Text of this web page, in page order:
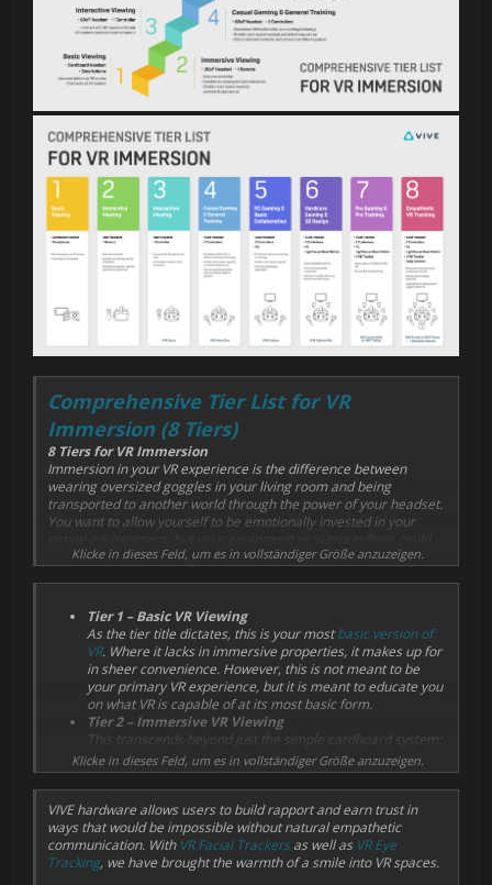
Comprehensive Tier List for VR
Immersion (8 Tiers)
8 Tiers for VR Immersion
Immersion in your VR experience is the difference between
wearing oversized goggles in your living room and being
transported to another world through the power of your headset.
You want to allow yourself to be emotionally invested in your
determine
and we know the internet loves tier lists! So, we created the
comprehensive tier list ofVR Headsetsfor immersion in 2021!
Let’s walk through these tiers:
Klicke in dieses Feld, um es in vollständiger Größe anzuzeigen.
Tier 1 – Basic VR Viewing
As the tier title dictates, this is your mostbasic version of
VR. Where it lacks in immersive properties, it makes up for
in sheer convenience. However, this is not meant to be
your primary VR experience, but it is meant to educate you
on what VR is capable of at its most basic form.
Tier 2 – Immersive VR Viewing
This transcends beyond just the simple cardboard system;
this involves a headset and a remote to simply interact
with the material available. While it still is missing certain
features, it is an optimal choice for those who want a
comfortable viewing experience with a low friction set-up.
Tier 3 – Interactive VR Viewing
This tier allows for further tracking of your head’s
movements, and the remote has evolved into a controller.
Klicke in dieses Feld, um es in vollständiger Größe anzuzeigen.
VIVE hardware allows users to build rapport and earn trust in
ways that would be impossible without natural empathetic
communication. With VR Facial Trackers as well as VR Eye
Tracking, we have brought the warmth of a smile into VR spaces.